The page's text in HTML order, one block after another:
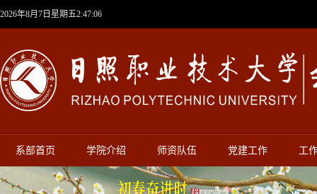
2026年8月7日星期五2:47:07
系部首页 学院介绍 师资队伍 党建工作 工